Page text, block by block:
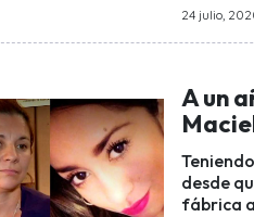
24 julio,
A un
desde
fábrica